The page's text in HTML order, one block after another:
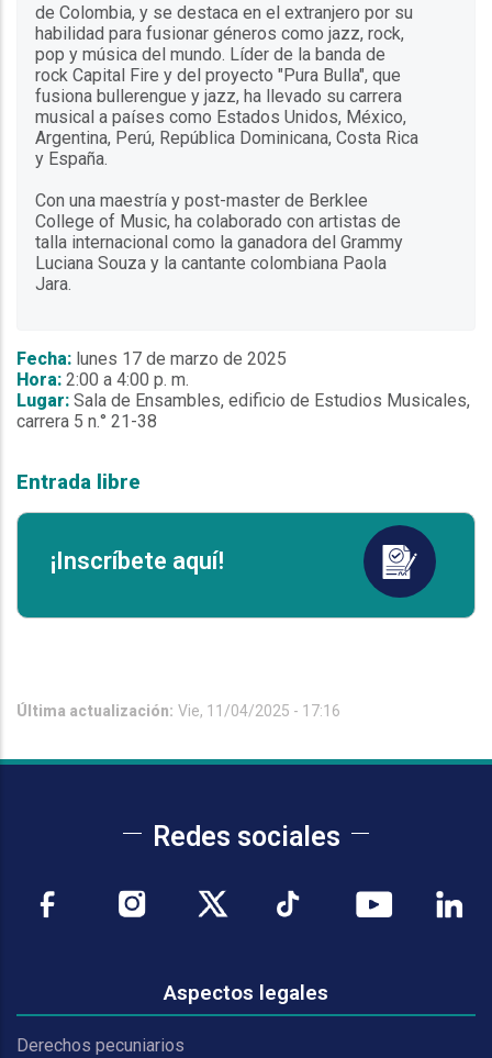
de Colombia, y se destaca en el extranjero por su
habilidad para fusionar géneros como jazz, rock,
pop y música del mundo. Líder de la banda de
rock Capital Fire y del proyecto "Pura Bulla", que
fusiona bullerengue y jazz, ha llevado su carrera
musical a países como Estados Unidos, México,
Argentina, Perú, República Dominicana, Costa Rica
y España.
Con una maestría y post-master de Berklee
College of Music, ha colaborado con artistas de
talla internacional como la ganadora del Grammy
Luciana Souza y la cantante colombiana Paola
Jara.
Fecha: lunes 17 de marzo de 2025
Hora: 2:00 a 4:00 p. m.
Lugar: Sala de Ensambles, edificio de Estudios Musicales,
carrera 5 n.° 21-38
Entrada libre
¡Inscríbete aquí!
Última actualización: Vie, 11/04/2025 - 17:16
Redes sociales
Aspectos legales
Derechos pecuniarios